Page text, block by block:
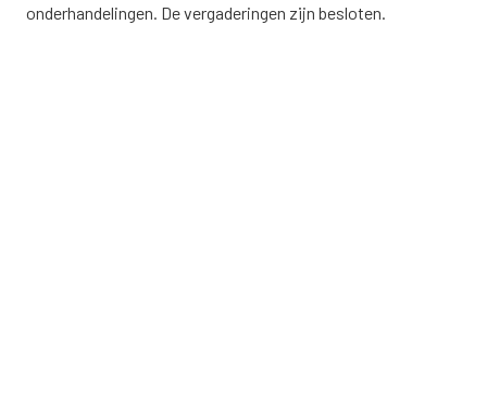
onderhandelingen. De vergaderingen zijn besloten.